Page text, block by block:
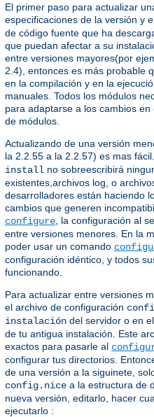
El primer paso para actualizar
especificaciones de la versión y
de código fuente que ha
que puedan afectar a su
entre versiones mayores(por
2.4), entonces es más probable
en la compilación y en la
manuales. Todos los módulos
para adaptarse a los cambios
de módulos.
Actualizando de una versión
la 2.2.55 a la 2.2.57) es mas
install no sobreescribirá
existentes,archivos log, o
desarrolladores están haciendo
cambios que generen
configure , la configuración al
entre versiones menores. En la
poder usar un comando
configuración idéntico, y todos
funcionando.
Para actualizar entre versiones
el archivo de configuración
instalación del servidor o en
de tu antigua instalación. Este
exactos para pasarle al
configurar tus directorios.
de una versión a la siguinete,
config.nice a la estructura de
nueva versión, editarlo, hacer
ejecutarlo :